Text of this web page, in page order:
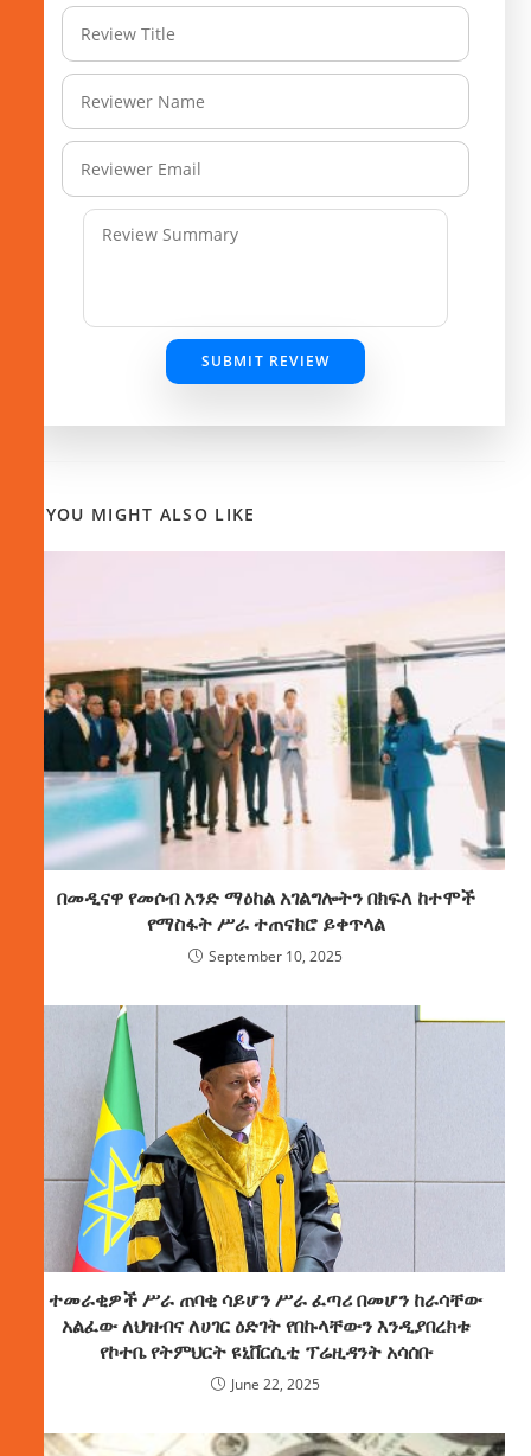
SUBMIT REVIEW
YOU MIGHT ALSO LIKE
በመዲናዋ የመሶብ አንድ ማዕከል አገልግሎትን በክፍለ ከተሞች
የማስፋት ሥራ ተጠናክሮ ይቀጥላል
September 10, 2025
ተመራቂዎች ሥራ ጠባቂ ሳይሆን ሥራ ፈጣሪ በመሆን ከራሳቸው
አልፈው ለህዝብና ለሀገር ዕድገት የበኩላቸውን እንዲያበረክቱ
የኮተቤ የትምህርት ዩኒቨርሲቲ ፕሬዚዳንት አሳሰቡ
June 22, 2025